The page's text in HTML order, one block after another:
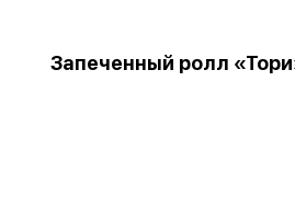
Запеченный ролл